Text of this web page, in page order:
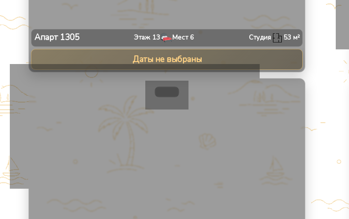
Апарт 1305 Этаж 13 Мест 6 Студия 53 м²
Даты не выбраны